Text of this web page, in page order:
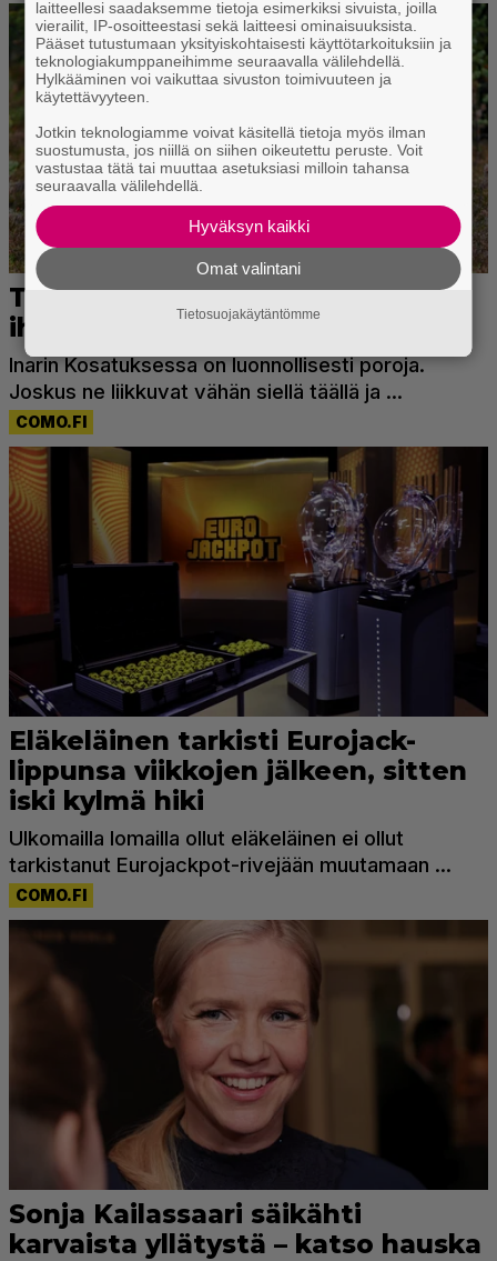
laitteellesi saadaksemme tietoja esimerkiksi sivuista, joilla
vierailit, IP-osoitteestasi sekä laitteesi ominaisuuksista.
Pääset tutustumaan yksityiskohtaisesti käyttötarkoituksiin ja
teknologiakumppaneihimme seuraavalla välilehdellä.
Hylkääminen voi vaikuttaa sivuston toimivuuteen ja
käytettävyyteen.
Jotkin teknologiamme voivat käsitellä tietoja myös ilman
suostumusta, jos niillä on siihen oikeutettu peruste. Voit
vastustaa tätä tai muuttaa asetuksiasi milloin tahansa
seuraavalla välilehdellä.
Hyväksyn kaikki
Omat valintani
Tietosuojakäytäntömme